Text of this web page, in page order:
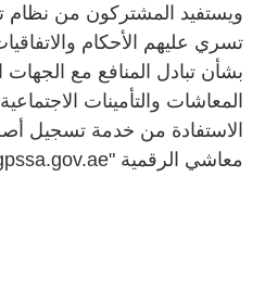
ويستفيد المشتركون من نظام
تسري عليهم الأحكام
بشأن تبادل المنافع مع
المعاشات والتأمينات
الاستفادة من خدمة تسجيل
معاشي الرقمية "www.gpssa.gov.ae".